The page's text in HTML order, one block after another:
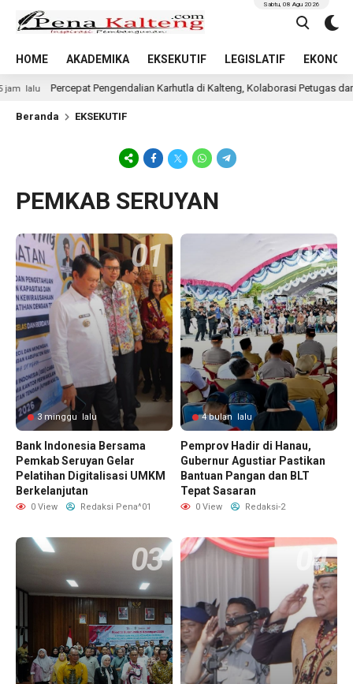
HOME AKADEMIKA EKSEKUTIF LEGISLATIF
Sabtu, 08 Agu 2026
Percepat Pengendalian Karhutla di Kalteng, Kolaborasi Petugas dan
Beranda EKSEKUTIF
PEMKAB SERUYAN
3 minggu lalu
Bank Indonesia Bersama
Pemkab Seruyan Gelar
Pelatihan Digitalisasi UMKM
Berkelanjutan
0 View Redaksi Pena^01
4 bulan lalu
Pemprov Hadir di Hanau,
Gubernur Agustiar Pastikan
Bantuan Pangan dan BLT
Tepat Sasaran
0 View Redaksi-2